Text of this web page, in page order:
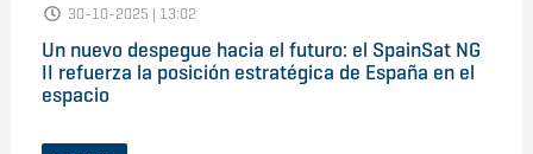
30-10-2025 | 13:02
Un nuevo despegue hacia el futuro: el SpainSat NG
II refuerza la posición estratégica de España en el
espacio